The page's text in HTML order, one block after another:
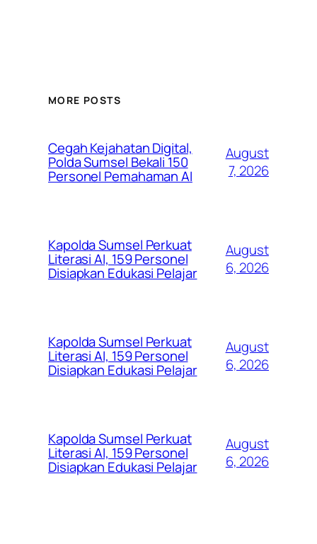
MORE POSTS
Cegah Kejahatan Digital,
Polda Sumsel Bekali 150
Personel Pemahaman AI
August
7, 2026
Kapolda Sumsel Perkuat
Literasi AI, 159 Personel
Disiapkan Edukasi Pelajar
August
6, 2026
Kapolda Sumsel Perkuat
Literasi AI, 159 Personel
Disiapkan Edukasi Pelajar
August
6, 2026
Kapolda Sumsel Perkuat
Literasi AI, 159 Personel
Disiapkan Edukasi Pelajar
August
6, 2026